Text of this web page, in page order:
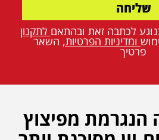
שליחה
לכתבה זאת ובהתאם לתקנון
ומדיניות הפרטיות, השאר
פרטיך
הנגרמת מפיצוץ